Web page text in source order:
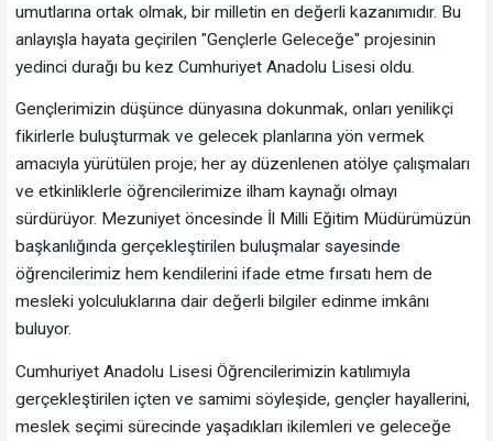
umutlarına ortak olmak, bir milletin en değerli kazanımıdır. Bu
anlayışla hayata geçirilen "Gençlerle Geleceğe" projesinin
yedinci durağı bu kez Cumhuriyet Anadolu Lisesi oldu.
Gençlerimizin düşünce dünyasına dokunmak, onları yenilikçi
fikirlerle buluşturmak ve gelecek planlarına yön vermek
amacıyla yürütülen proje; her ay düzenlenen atölye çalışmaları
ve etkinliklerle öğrencilerimize ilham kaynağı olmayı
sürdürüyor. Mezuniyet öncesinde İl Milli Eğitim Müdürümüzün
başkanlığında gerçekleştirilen buluşmalar sayesinde
öğrencilerimiz hem kendilerini ifade etme fırsatı hem de
mesleki yolculuklarına dair değerli bilgiler edinme imkânı
buluyor.
Cumhuriyet Anadolu Lisesi Öğrencilerimizin katılımıyla
gerçekleştirilen içten ve samimi söyleşide, gençler hayallerini,
meslek seçimi sürecinde yaşadıkları ikilemleri ve geleceğe